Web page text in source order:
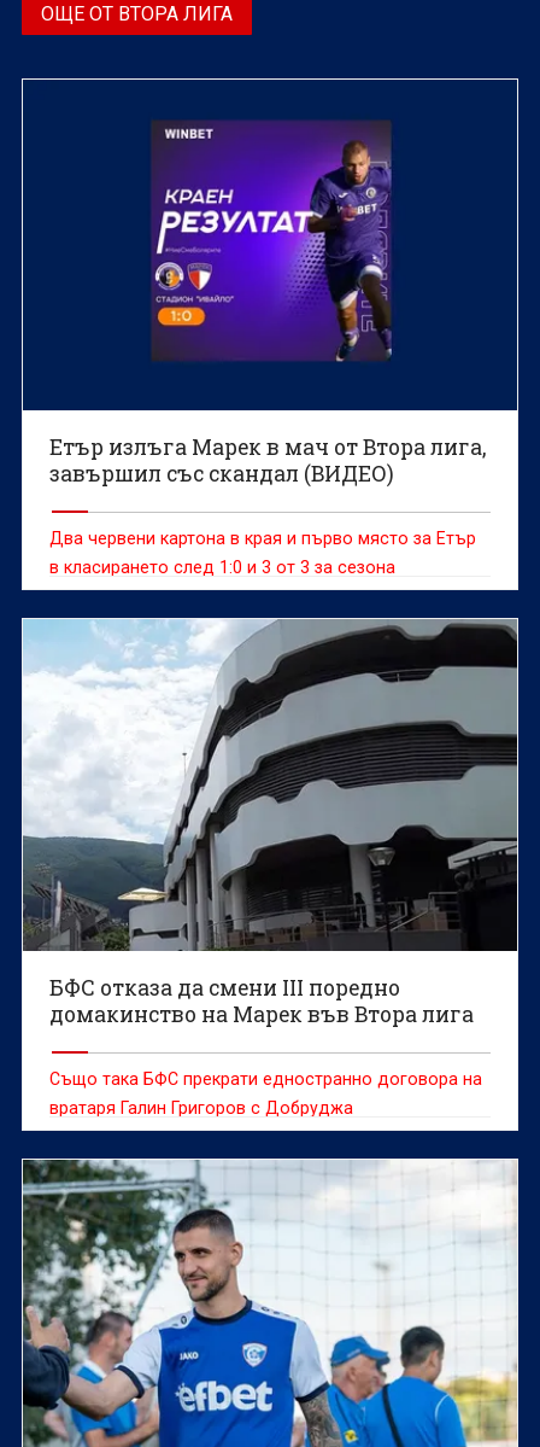
ОЩЕ ОТ ВТОРА ЛИГА
Етър излъга Марек в мач от Втора лига,
завършил със скандал (ВИДЕО)
Два червени картона в края и първо място за Етър
в класирането след 1:0 и 3 от 3 за сезона
БФС отказа да смени III поредно
домакинство на Марек във Втора лига
Също така БФС прекрати едностранно договора на
вратаря Галин Григоров с Добруджа